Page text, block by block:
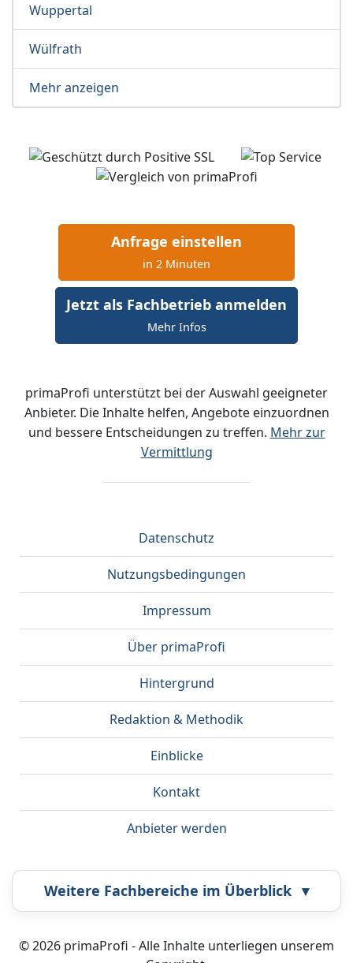
Wuppertal
Wülfrath
Mehr anzeigen
Anfrage einstellen
in 2 Minuten
Jetzt als Fachbetrieb anmelden
Mehr Infos
primaProfi unterstützt bei der Auswahl geeigneter
Anbieter. Die Inhalte helfen, Angebote einzuordnen
und bessere Entscheidungen zu treffen. Mehr zur
Vermittlung
Datenschutz
Nutzungsbedingungen
Impressum
Über primaProfi
Hintergrund
Redaktion & Methodik
Einblicke
Kontakt
Anbieter werden
Weitere Fachbereiche im Überblick ▾
Airbrush Bestatter
© 2026 primaProfi - Alle Inhalte unterliegen unserem